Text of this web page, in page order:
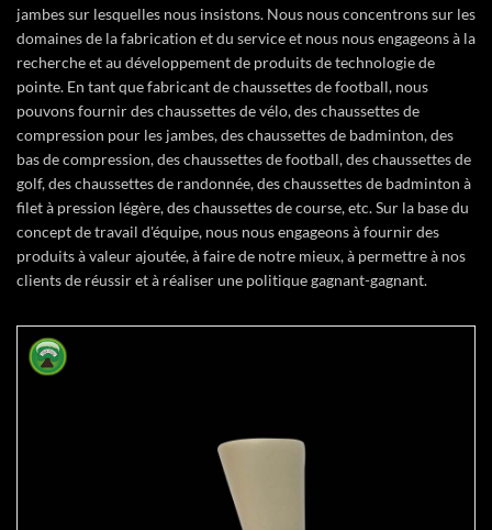
jambes sur lesquelles nous insistons. Nous nous concentrons sur les
domaines de la fabrication et du service et nous nous engageons à la
recherche et au développement de produits de technologie de
pointe. En tant que fabricant de chaussettes de football, nous
pouvons fournir des chaussettes de vélo, des chaussettes de
compression pour les jambes, des chaussettes de badminton, des
bas de compression, des chaussettes de football, des chaussettes de
golf, des chaussettes de randonnée, des chaussettes de badminton à
filet à pression légère, des chaussettes de course, etc. Sur la base du
concept de travail d'équipe, nous nous engageons à fournir des
produits à valeur ajoutée, à faire de notre mieux, à permettre à nos
clients de réussir et à réaliser une politique gagnant-gagnant.